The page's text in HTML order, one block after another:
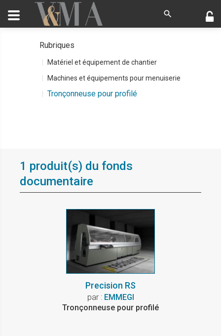
Rubriques
Matériel et équipement de chantier
Machines et équipements pour menuiserie
Tronçonneuse pour profilé
1 produit(s) du fonds
documentaire
Precision RS
par : EMMEGI
Tronçonneuse pour profilé